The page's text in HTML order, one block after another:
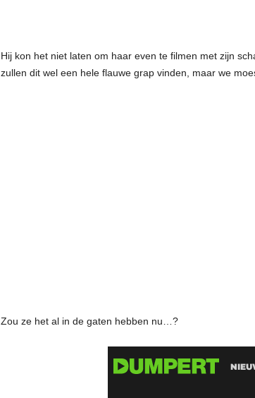
Hij kon het niet laten om haar even te filmen met zijn
zullen dit wel een hele flauwe grap vinden, maar we
Zou ze het al in de gaten hebben nu…?